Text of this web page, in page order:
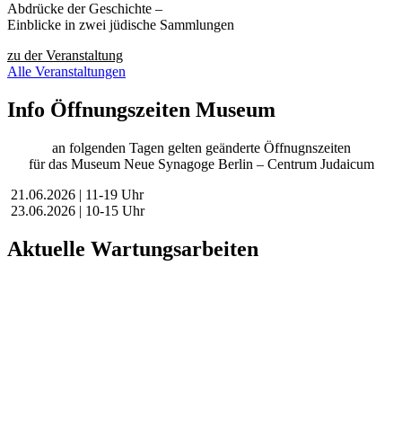
Abdrücke der Geschichte –
Einblicke in zwei jüdische Sammlungen
zu der Veranstaltung
Alle Veranstaltungen
Info Öffnungszeiten Museum
an folgenden Tagen gelten geänderte Öffnugnszeiten
für das Museum Neue Synagoge Berlin – Centrum Judaicum
21.06.2026 | 11-19 Uhr
23.06.2026 | 10-15 Uhr
Aktuelle Wartungsarbeiten